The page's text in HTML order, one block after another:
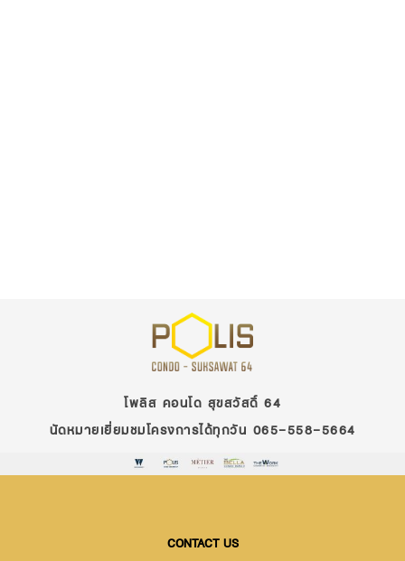
โพลิส คอนโด สุขสวัสดิ์ 64
นัดหมายเยี่ยมชมโครงการได้ทุกวัน 065-558-5664
CONTACT US